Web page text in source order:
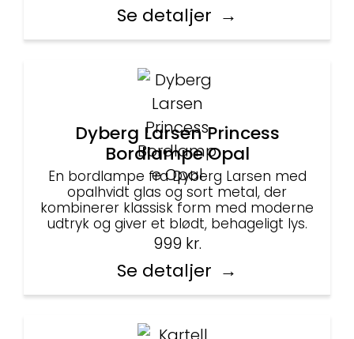
Se detaljer
Dyberg Larsen Princess
Bordlampe Opal
En bordlampe fra Dyberg Larsen med
opalhvidt glas og sort metal, der
kombinerer klassisk form med moderne
udtryk og giver et blødt, behageligt lys.
999 kr.
Se detaljer